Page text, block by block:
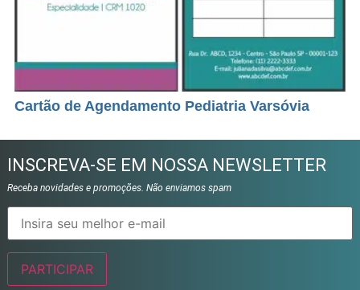
Cartão de Agendamento Pediatria Varsóvia
INSCREVA-SE EM NOSSA NEWSLETTER
Receba novidades e promoções. Não enviamos spam